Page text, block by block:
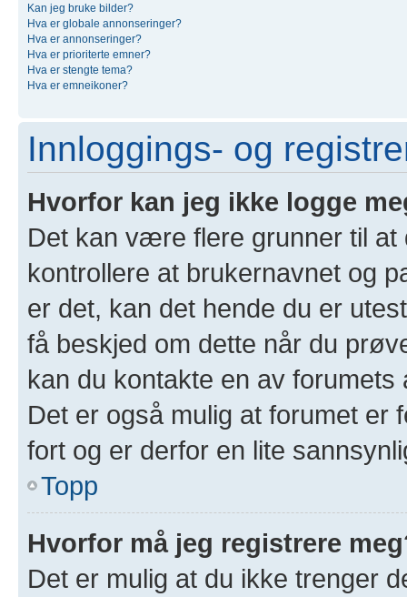
Kan jeg bruke bilder?
Hva er globale annonseringer?
Hva er annonseringer?
Hva er prioriterte emner?
Hva er stengte tema?
Hva er emneikoner?
Innloggings- og
Hvorfor kan jeg ikke logge
Det kan være flere grunner til
kontrollere at brukernavnet og
er det, kan det hende du er
få beskjed om dette når du
kan du kontakte en av
Det er også mulig at forumet er
fort og er derfor en lite
Topp
Hvorfor må jeg registrere
Det er mulig at du ikke trenger